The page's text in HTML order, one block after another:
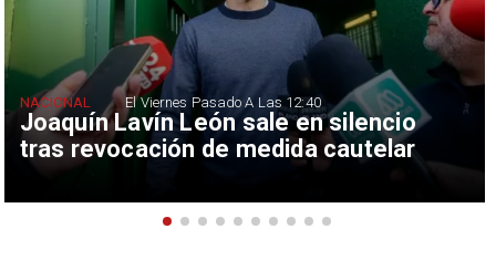
Joaquín Lavín León sale en silencio
tras revocación de medida cautelar
NACIONAL El Viernes Pasado A Las 12:40